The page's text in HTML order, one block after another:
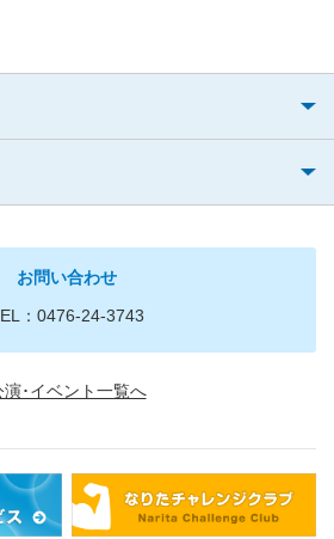
お問い合わせ
：0476-24-3743
演･イベント一覧へ